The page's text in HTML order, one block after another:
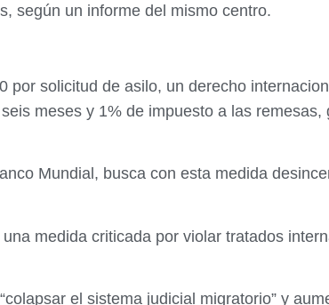
según un informe del mismo centro.
solicitud de asilo, un derecho
meses y 1% de impuesto a las remesas,
Mundial, busca con esta medida
medida criticada por violar tratados
el sistema judicial migratorio” y